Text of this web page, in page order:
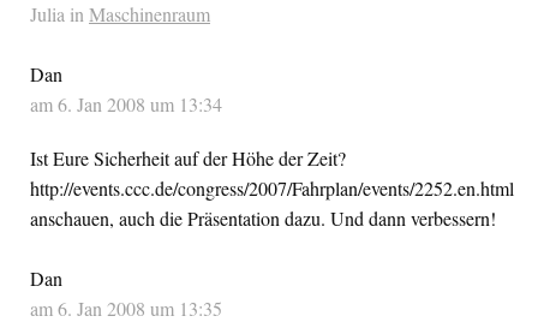
Julia in Maschinenraum
Dan
am 6. Jan 2008 um 13:34
Ist Eure Sicherheit auf der Höhe der Zeit?
http://events.ccc.de/congress/2007/Fahrplan/events/2252.en.html
anschauen, auch die Präsentation dazu. Und dann verbessern!
Dan
am 6. Jan 2008 um 13:35